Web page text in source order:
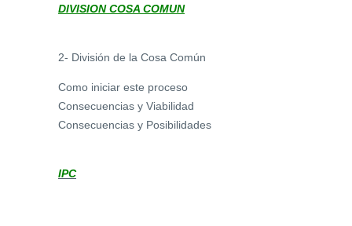
DIVISION COSA COMUN
2- División de la Cosa Común
Como iniciar este proceso
Consecuencias y Viabilidad
Consecuencias y Posibilidades
IPC